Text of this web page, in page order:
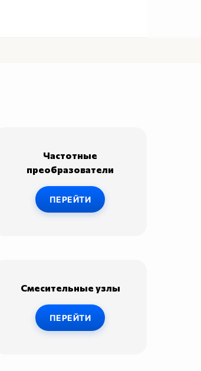
Частотные
преобразователи
ПЕРЕЙТИ
Смесительные узлы
ПЕРЕЙТИ